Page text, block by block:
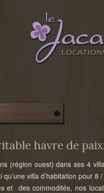
havre de
(région ouest) dans ses 4
villa d’habitation pour 8
et des commodités, nos